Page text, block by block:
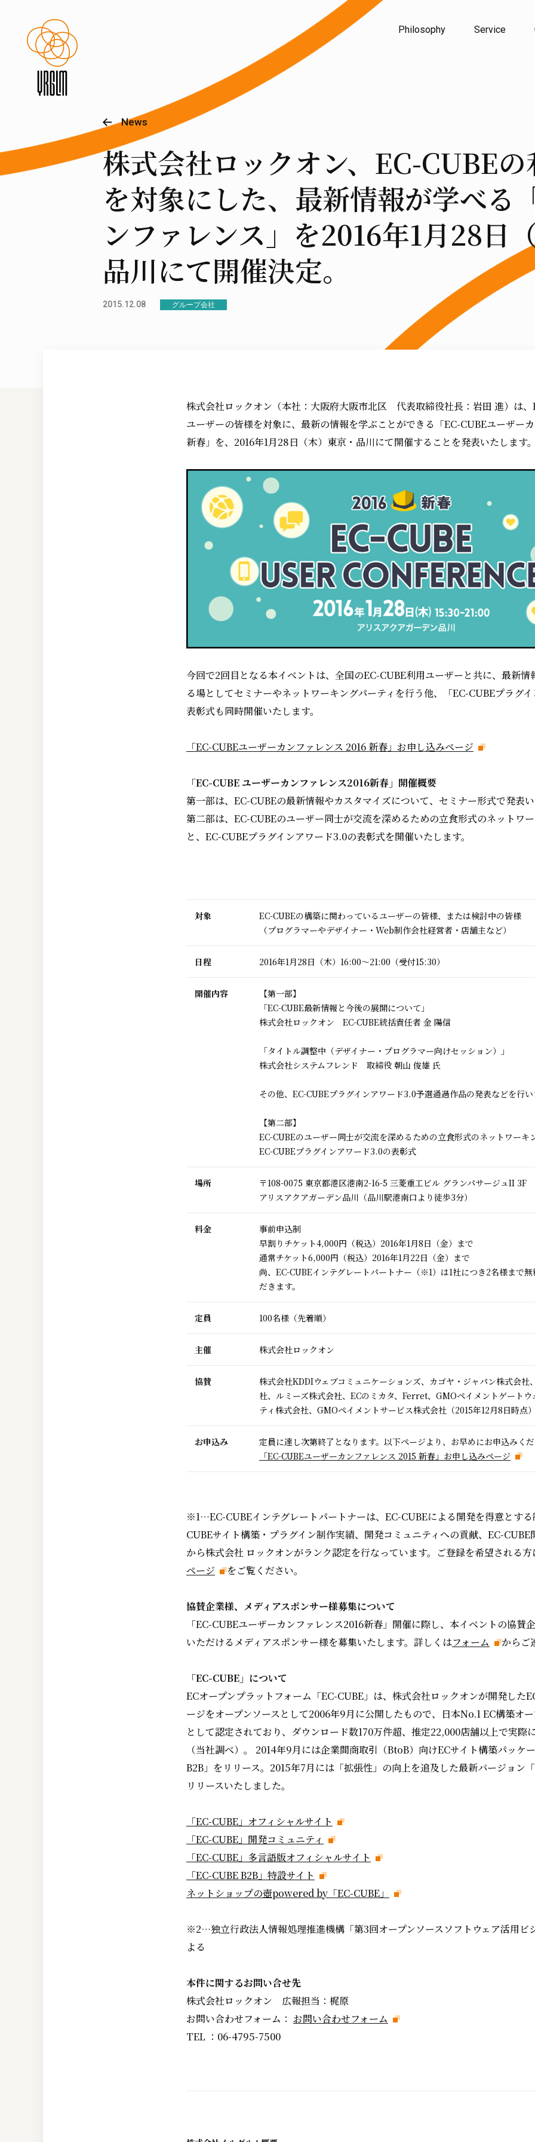
Philosophy Service
News
株式会社ロックオン、EC-CUBE
を対象にした、最新情報が学べる
ンファレンス」を2016年1月28日
品川にて開催決定。
2015.12.08 グループ会社
株式会社ロックオン（本社：大阪府大阪市北区 代表取締役社長：岩田 進）は、
ユーザーの皆様を対象に、最新の情報を学ぶことができる「EC-CUBEユーザー
新春」を、2016年1月28日（木）東京・品川にて開催することを発表いたします。
今回で2回目となる本イベントは、全国のEC-CUBE利用ユーザーと共に、最新情
る場としてセミナーやネットワーキングパーティを行う他、「EC-CUBEプラグ
表彰式も同時開催いたします。
「EC-CUBEユーザーカンファレンス 2016 新春」お申し込みページ
「EC-CUBE ユーザーカンファレンス2016新春」開催概要
第一部は、EC-CUBEの最新情報やカスタマイズについて、セミナー形式で発表い
第二部は、EC-CUBEのユーザー同士が交流を深めるための立食形式のネットワー
と、EC-CUBEプラグインアワード3.0の表彰式を開催いたします。
対象
EC-CUBEの構築に関わっているユーザーの皆様、または検討中の皆様
（プログラマーやデザイナー・Web制作会社経営者・店舗主など）
日程 2016年1月28日（木）16:00～21:00（受付15:30）
開催内容
【第一部】
「EC-CUBE最新情報と今後の展開について」
株式会社ロックオン EC-CUBE統括責任者 金 陽信
「タイトル調整中（デザイナー・プログラマー向けセッション）」
株式会社システムフレンド 取締役 朝山 俊雄 氏
その他、EC-CUBEプラグインアワード3.0予選通過作品の発表などを行い
【第二部】
EC-CUBEのユーザー同士が交流を深めるための立食形式のネットワーキ
EC-CUBEプラグインアワード3.0の表彰式
場所
〒108-0075 東京都港区港南2-16-5 三菱重工ビル グランパサージュII 3F
アリスアクアガーデン品川（品川駅港南口より徒歩3分）
料金
事前申込制
早割りチケット4,000円（税込）2016年1月8日（金）まで
通常チケット6,000円（税込）2016年1月22日（金）まで
尚、EC-CUBEインテグレートパートナー（※1）は1社につき2名様まで
だきます。
定員 100名様（先着順）
主催 株式会社ロックオン
協賛
株式会社KDDIウェブコミュニケーションズ、カゴヤ・ジャパン株式会社
社、ルミーズ株式会社、ECのミカタ、Ferret、GMOペイメントゲートウ
ティ株式会社、GMOペイメントサービス株式会社（2015年12月8日時点）
お申込み
定員に達し次第終了となります。以下ページより、お早めにお申込みくだ
「EC-CUBEユーザーカンファレンス 2015 新春」お申し込みページ
※1…EC-CUBEインテグレートパートナーは、EC-CUBEによる開発を得意とする
CUBEサイト構築・プラグイン制作実績、開発コミュニティへの貢献、EC-CUBE
から株式会社 ロックオンがランク認定を行なっています。ご登録を希望される
ページ
をご覧ください。
協賛企業様、メディアスポンサー様募集について
「EC-CUBEユーザーカンファレンス2016新春」開催に際し、本イベントの協賛
いただけるメディアスポンサー様を募集いたします。詳しくはフォーム からご
「EC-CUBE」について
ECオープンプラットフォーム「EC-CUBE」は、株式会社ロックオンが開発した
ージをオープンソースとして2006年9月に公開したもので、日本No.1 EC構築オ
として認定されており、ダウンロード数170万件超、推定22,000店舗以上で実際
（当社調べ）。 2014年9月には企業間商取引（BtoB）向けECサイト構築パッケ
B2B」をリリース。2015年7月には「拡張性」の向上を追及した最新バージョン
リリースいたしました。
「EC-CUBE」オフィシャルサイト
「EC-CUBE」開発コミュニティ
「EC-CUBE」多言語版オフィシャルサイト
「EC-CUBE B2B」特設サイト
ネットショップの壺powered by「EC-CUBE」
※2…独立行政法人情報処理推進機構「第3回オープンソースソフトウェア活用ビ
よる
本件に関するお問い合せ先
株式会社ロックオン 広報担当：梶原
お問い合わせフォーム： お問い合わせフォーム
TEL ：06-4795-7500